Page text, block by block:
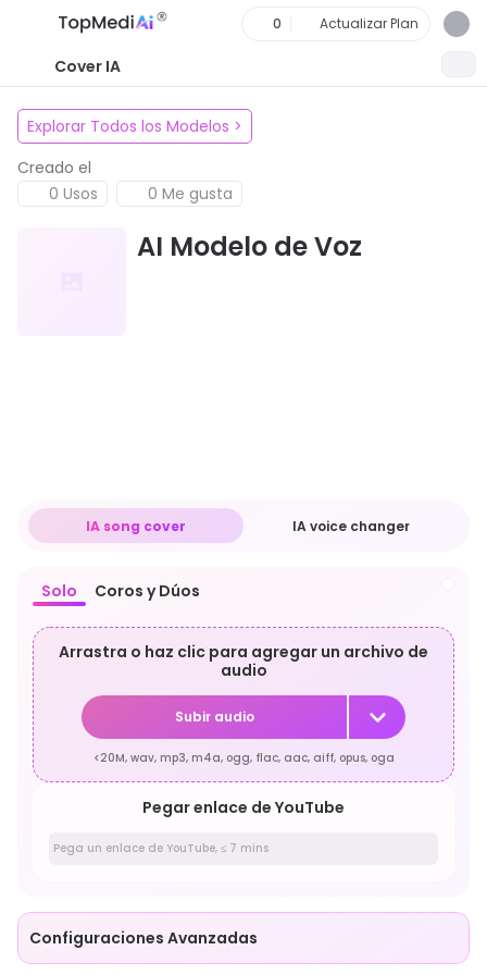
Cover IA
0 Actualizar Plan
Explorar Todos los Modelos >
Creado el
0 Usos
0 Me gusta
AI Modelo de Voz
IA song cover IA voice changer
Solo Coros y Dúos
Arrastra o haz clic para agregar un archivo de
audio
Subir audio
<20M, wav, mp3, m4a, ogg, flac, aac, aiff, opus, oga
Pegar enlace de YouTube
Configuraciones Avanzadas